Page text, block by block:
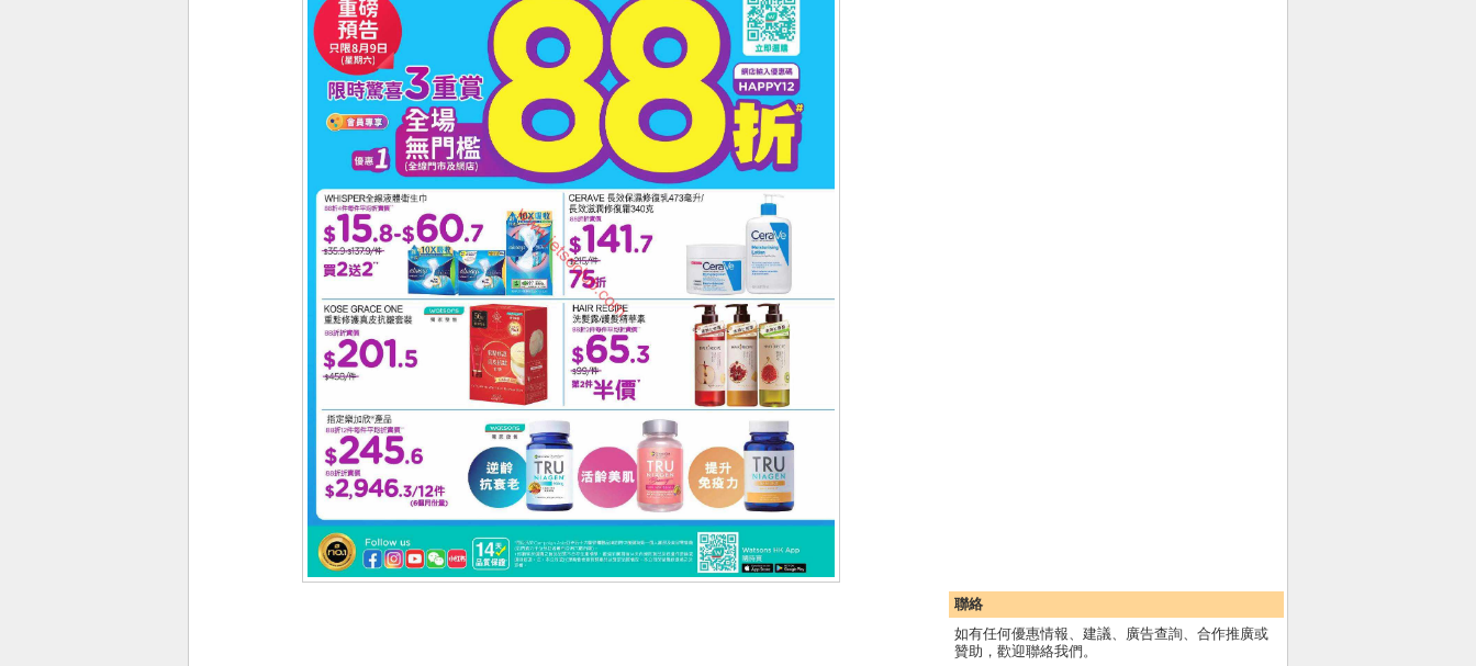
聯絡
如有任何優惠情報、建議、廣告查詢、合作推廣或
贊助，歡迎聯絡我們。